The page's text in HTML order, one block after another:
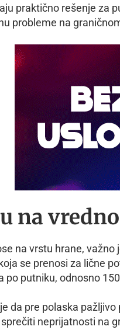
praktično rešenje za
probleme na
na
na vrstu hrane,
se prenosi za lične
po putniku, odnosno
da pre polaska
neprijatnosti na